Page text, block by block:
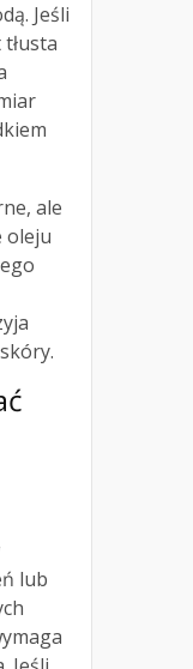
Jeśli
ale
oleju
lub